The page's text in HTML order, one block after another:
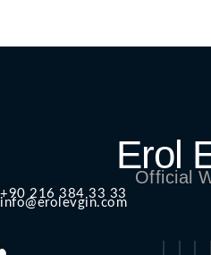
Erol
Official
+90 216 384 33 33
info@erolevgin.com